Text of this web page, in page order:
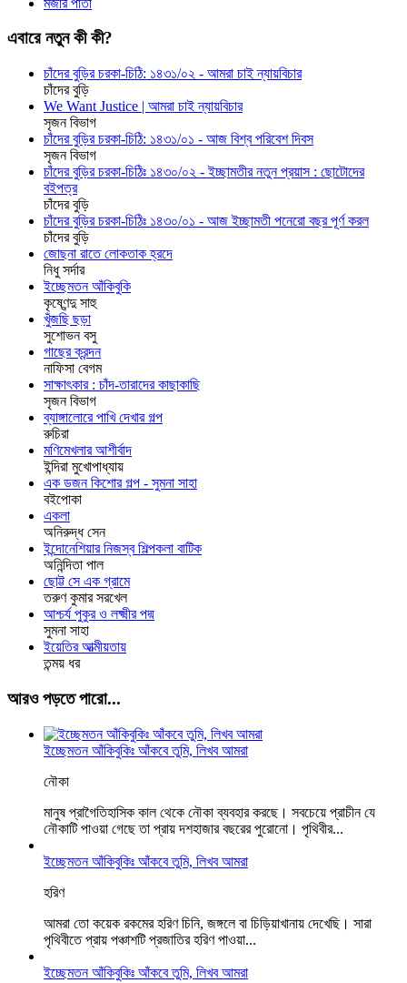
এবারে নতুন কী কী?
চাঁদের বুড়ির চরকা-চিঠি: ১৪৩১/০২ - আমরা চাই ন্যায়বিচার
চাঁদের বুড়ি
We Want Justice | আমরা চাই ন্যায়বিচার
সৃজন বিভাগ
চাঁদের বুড়ির চরকা-চিঠি: ১৪৩১/০১ - আজ বিশ্ব পরিবেশ দিবস
সৃজন বিভাগ
চাঁদের বুড়ির চরকা-চিঠিঃ ১৪৩০/০২ - ইচ্ছামতীর নতুন প্রয়াস : ছোটোদের
বইপত্র
চাঁদের বুড়ি
চাঁদের বুড়ির চরকা-চিঠিঃ ১৪৩০/০১ - আজ ইচ্ছামতী পনেরো বছর পূর্ণ করল
চাঁদের বুড়ি
জোছনা রাতে লোকতাক হ্রদে
নিধু সর্দার
ইচ্ছেমতন আঁকিবুকি
কৃষ্ণেন্দু সাহু
খুঁজছি ছড়া
সুশোভন বসু
গাছের ক্রন্দন
নাফিসা বেগম
সাক্ষাৎকার : চাঁদ-তারাদের কাছাকাছি
সৃজন বিভাগ
ব্যাঙ্গালোরে পাখি দেখার গল্প
রুচিরা
মণিমেখলার আশীর্বাদ
ইন্দিরা মুখোপাধ্যায়
এক ডজন কিশোর গল্প - সুমনা সাহা
বইপোকা
একলা
অনিরুদ্ধ সেন
ইন্দোনেশিয়ার নিজস্ব শিল্পকলা বাটিক
অনিন্দিতা পাল
ছোট্ট সে এক গ্রামে
তরুণ কুমার সরখেল
আশ্চর্য পুকুর ও লক্ষ্মীর পদ্ম
সুমনা সাহা
ইয়েতির আত্মীয়তায়
তন্ময় ধর
আরও পড়তে পারো...
ইচ্ছেমতন আঁকিবুকিঃ আঁকবে তুমি, লিখব আমরা
নৌকা
মানুষ প্রাগৈতিহাসিক কাল থেকে নৌকা ব্যবহার করছে। সবচেয়ে প্রাচীন যে
নৌকাটি পাওয়া গেছে তা প্রায় দশহাজার বছরের পুরোনো। পৃথিবীর...
ইচ্ছেমতন আঁকিবুকিঃ আঁকবে তুমি, লিখব আমরা
হরিণ
আমরা তো কয়েক রকমের হরিণ চিনি, জঙ্গলে বা চিড়িয়াখানায় দেখেছি। সারা
পৃথিবীতে প্রায় পঞ্চাশটি প্রজাতির হরিণ পাওয়া...
ইচ্ছেমতন আঁকিবুকিঃ আঁকবে তুমি, লিখব আমরা